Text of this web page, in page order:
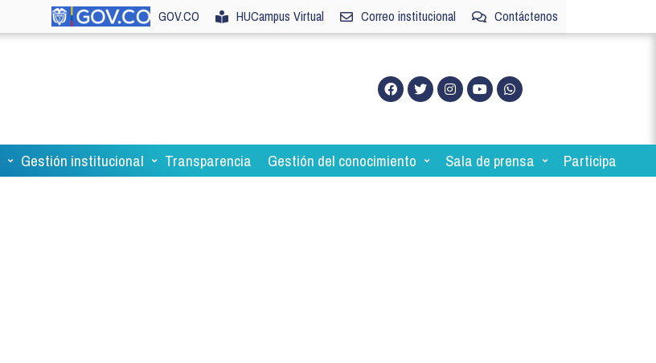
GOV.CO HUCampus Virtual Correo institucional Contáctenos
Gestión institucional Transparencia Gestión del conocimiento Sala de prensa Participa